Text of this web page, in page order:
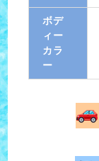
ボデ
ィー
カラ
ー